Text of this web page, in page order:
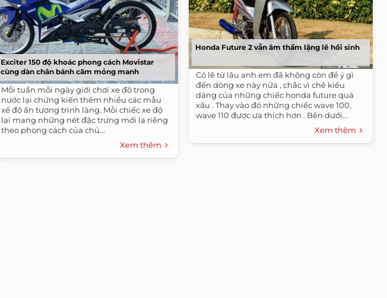
Exciter 150 độ khoác phong cách Movistar
cùng dàn chân bánh căm mỏng manh
Mỗi tuần mỗi ngày giới chơi xe độ trong
nước lại chứng kiến thêm nhiều các mẫu
xế độ ấn tượng trình làng. Mỗi chiếc xe độ
lại mang những nét đặc trưng mới lạ riêng
theo phong cách của chủ...
Xem thêm
Honda Future 2 vẫn âm thầm lặng lẽ hồi sinh
Có lẽ từ lâu anh em đã không còn để ý gì
đến dòng xe này nữa , chắc vì chê kiểu
dáng của những chiếc honda future quá
xấu . Thay vào đó những chiếc wave 100,
wave 110 được ưa thích hơn . Bên dưới...
Xem thêm